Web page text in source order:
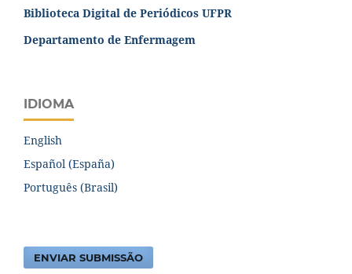
Biblioteca Digital de Periódicos UFPR
Departamento de Enfermagem
IDIOMA
English
Español (España)
Português (Brasil)
ENVIAR SUBMISSÃO